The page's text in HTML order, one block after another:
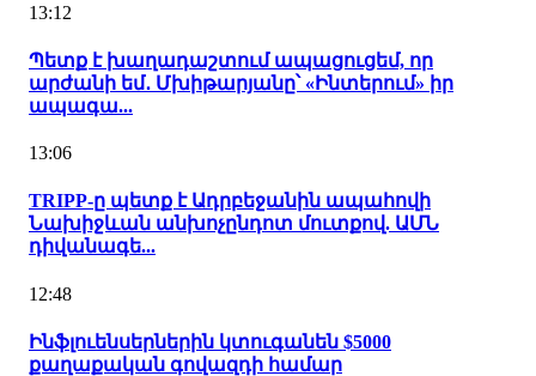
13:12
Պետք է խաղադաշտում ապացուցեմ, որ
արժանի եմ․ Մխիթարյանը՝ «Ինտերում» իր
ապագա...
13:06
TRIPP-ը պետք է Ադրբեջանին ապահովի
Նախիջևան անխոչընդոտ մուտքով. ԱՄՆ
դիվանագե...
12:48
Ինֆլուենսերներին կտուգանեն $5000
քաղաքական գովազդի համար